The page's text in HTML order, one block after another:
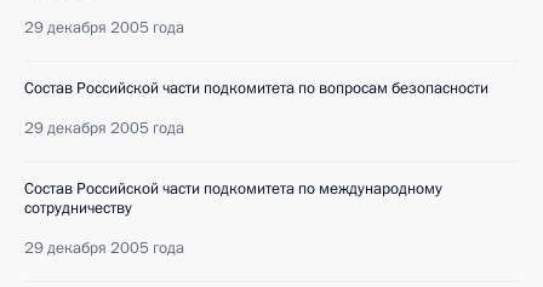
29 декабря 2005 года
Состав Российской части подкомитета по вопросам безопасности
29 декабря 2005 года
Состав Российской части подкомитета по международному
сотрудничеству
29 декабря 2005 года